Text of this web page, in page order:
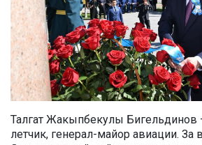
Талгат Жакыпбекулы Бигельдинов
летчик, генерал-майор авиации. За